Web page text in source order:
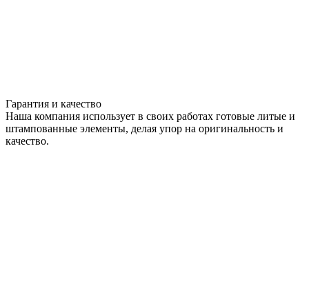
Гарантия и качество
Наша компания использует в своих работах готовые литые и
штампованные элементы, делая упор на оригинальность и
качество.